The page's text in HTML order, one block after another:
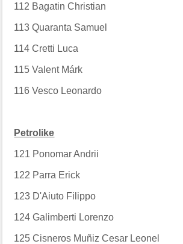
112 Bagatin Christian
113 Quaranta Samuel
114 Cretti Luca
115 Valent Márk
116 Vesco Leonardo
Petrolike
121 Ponomar Andrii
122 Parra Erick
123 D'Aiuto Filippo
124 Galimberti Lorenzo
125 Cisneros Muñiz Cesar Leonel